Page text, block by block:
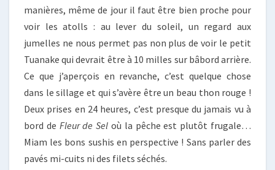
manières, même de jour il faut être bien proche pour
voir les atolls : au lever du soleil, un regard aux
jumelles ne nous permet pas non plus de voir le petit
Tuanake qui devrait être à 10 milles sur bâbord arrière.
Ce que j’aperçois en revanche, c’est quelque chose
dans le sillage et qui s’avère être un beau thon rouge !
Deux prises en 24 heures, c’est presque du jamais vu à
bord de Fleur de Sel où la pêche est plutôt frugale…
Miam les bons sushis en perspective ! Sans parler des
pavés mi-cuits ni des filets séchés.